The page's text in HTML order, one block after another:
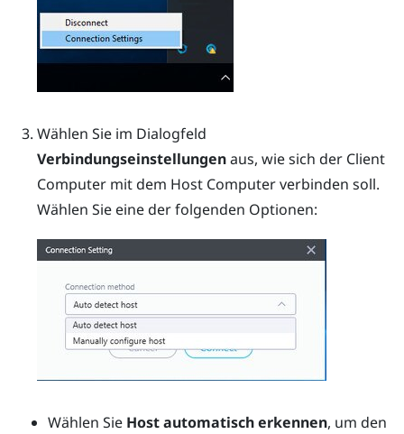
Wählen Sie im Dialogfeld
Verbindungseinstellungenaus, wie sich der Client
Computer mit dem Host Computer verbinden soll.
Wählen Sie eine der folgenden Optionen:
Wählen Sie Host automatisch erkennen, um den